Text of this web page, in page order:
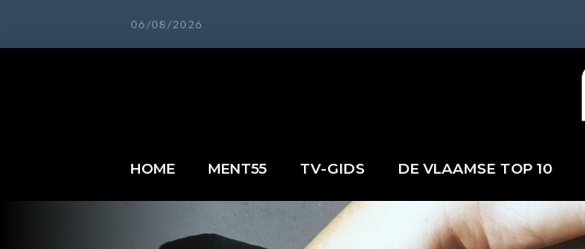
06/08/2026
HOME MENT55 TV-GIDS DE VLAAMSE TOP 10